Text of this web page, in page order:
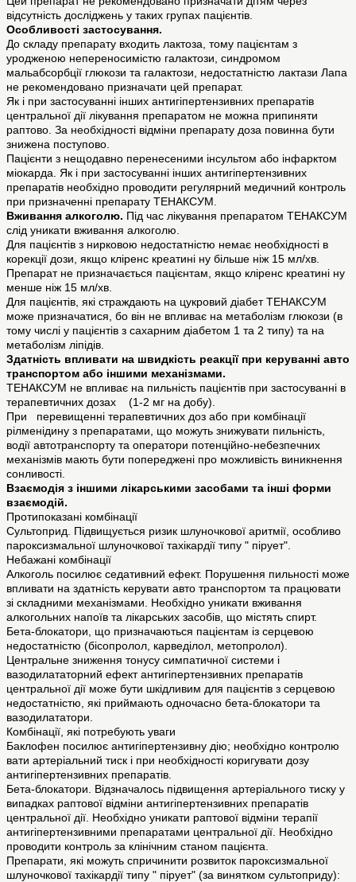
відсутність досліджень у таких групах пацієнтів.
Особливості застосування.
До складу препарату входить лактоза, тому пацієнтам з
уродженою непереносимістю галактози, синдромом
мальабсорбції глюкози та галактози, недостатністю лактази Лапа
не рекомендовано призначати цей препарат.
Як і при застосуванні інших антигіпертензивних препаратів
центральної дії лікування препаратом не можна припиняти
раптово. За необхідності відміни препарату доза повинна бути
знижена поступово.
Пацієнти з нещодавно перенесеними інсультом або інфарктом
міокарда. Як і при застосуванні інших антигіпертензивних
препаратів необхідно проводити регулярний медичний контроль
при призначенні препарату ТЕНАКСУМ.
Вживання алкоголю. Під час лікування препаратом ТЕНАКСУМ
слід уникати вживання алкоголю.
Для пацієнтів з нирковою недостатністю немає необхідності в
корекції дози, якщо кліренс креатині ну більше ніж 15 мл/хв.
Препарат не призначається пацієнтам, якщо кліренс креатині ну
менше ніж 15 мл/хв.
Для пацієнтів, які страждають на цукровий діабет ТЕНАКСУМ
може призначатися, бо він не впливає на метаболізм глюкози (в
тому числі у пацієнтів з сахарним діабетом 1 та 2 типу) та на
метаболізм ліпідів.
Здатність впливати на швидкість реакції при керуванні авто
транспортом або іншими механізмами.
ТЕНАКСУМ не впливає на пильність пацієнтів при застосуванні в
терапевтичних дозах (1-2 мг на добу).
При перевищенні терапевтичних доз або при комбінації
рілменідину з препаратами, що можуть знижувати пильність,
водії автотранспорту та оператори потенційно-небезпечних
механізмів мають бути попереджені про можливість виникнення
сонливості.
Взаємодія з іншими лікарськими засобами та інші форми
взаємодій.
Протипоказані комбінації
Сультоприд. Підвищується ризик шлуночкової аритмії, особливо
пароксизмальної шлуночкової тахікардії типу " пірует".
Небажані комбінації
Алкоголь посилює седативний ефект. Порушення пильності може
впливати на здатність керувати авто транспортом та працювати
зі складними механізмами. Необхідно уникати вживання
алкогольних напоїв та лікарських засобів, що містять спирт.
Бета-блокатори, що призначаються пацієнтам із серцевою
недостатністю (бісопролол, карведілол, метопролол).
Центральне зниження тонусу симпатичної системи і
вазодилататорний ефект антигіпертензивних препаратів
центральної дії може бути шкідливим для пацієнтів з серцевою
недостатністю, які приймають одночасно бета-блокатори та
вазодилататори.
Комбінації, які потребують уваги
Баклофен посилює антигіпертензивну дію; необхідно контролю
вати артеріальний тиск і при необхідності коригувати дозу
антигіпертензивних препаратів.
Бета-блокатори. Відзначалось підвищення артеріального тиску у
випадках раптової відміни антигіпертензивних препаратів
центральної дії. Необхідно уникати раптової відміни терапії
антигіпертензивними препаратами центральної дії. Необхідно
проводити контроль за клінічним станом пацієнта.
Препарати, які можуть спричинити розвиток пароксизмальної
шлуночкової тахікардії типу " пірует" (за винятком сультоприду):